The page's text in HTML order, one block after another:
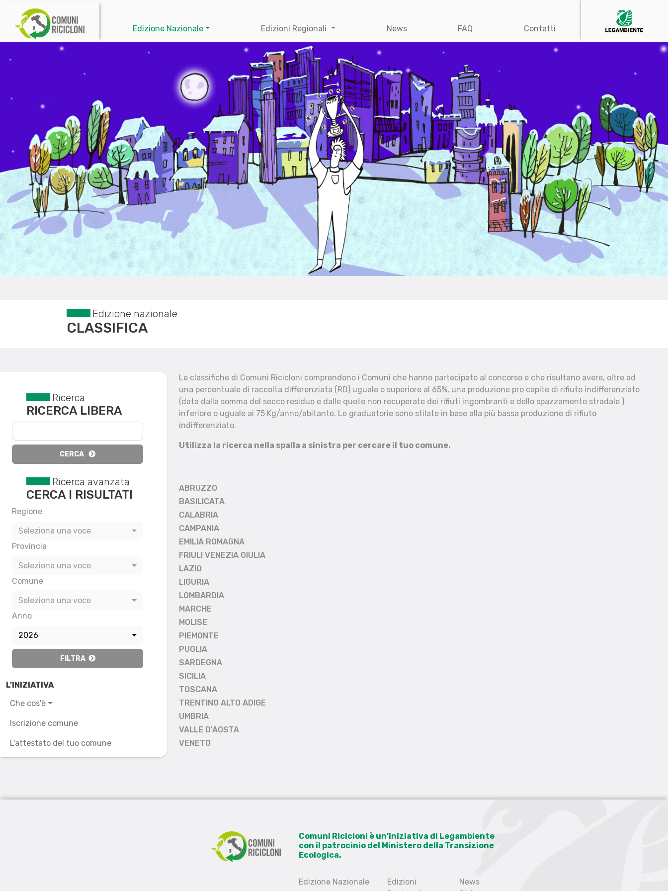
Edizione Nazionale Edizioni Regionali News FAQ Contatti
Edizione nazionale
CLASSIFICA
Reset filtri
Ricerca
RICERCA LIBERA
CERCA
Ricerca avanzata
CERCA I RISULTATI
Regione
Seleziona una voce
Provincia
Seleziona una voce
Comune
Seleziona una voce
Anno
2026
FILTRA
L’INIZIATIVA
Che cos'è
Iscrizione comune
L'attestato del tuo comune
Le classifiche di Comuni Ricicloni comprendono i Comuni che hanno partecipato al concorso e che risultano avere, oltre ad
una percentuale di raccolta differenziata (RD) uguale o superiore al 65%, una produzione pro capite di rifiuto indifferenziato
(data dalla somma del secco residuo e dalle quote non recuperate dei rifiuti ingombranti e dello spazzamento stradale )
inferiore o uguale ai 75 Kg/anno/abitante. Le graduatorie sono stilate in base alla più bassa produzione di rifiuto
indifferenziato.
Utilizza la ricerca nella spalla a sinistra per cercare il tuo comune.
ABRUZZO
BASILICATA
CALABRIA
CAMPANIA
EMILIA ROMAGNA
FRIULI VENEZIA GIULIA
LAZIO
LIGURIA
LOMBARDIA
MARCHE
MOLISE
PIEMONTE
PUGLIA
SARDEGNA
SICILIA
TOSCANA
TRENTINO ALTO ADIGE
UMBRIA
VALLE D'AOSTA
VENETO
Comuni Ricicloni è un’iniziativa di Legambiente
con il patrocinio del Ministero della Transizione
Ecologica.
Edizione Nazionale
Edizioni
News